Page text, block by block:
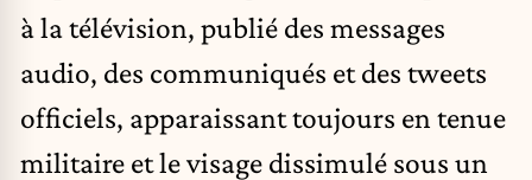
à la télévision, publié des messages
audio, des communiqués et des tweets
officiels, apparaissant toujours en tenue
militaire et le visage dissimulé sous un